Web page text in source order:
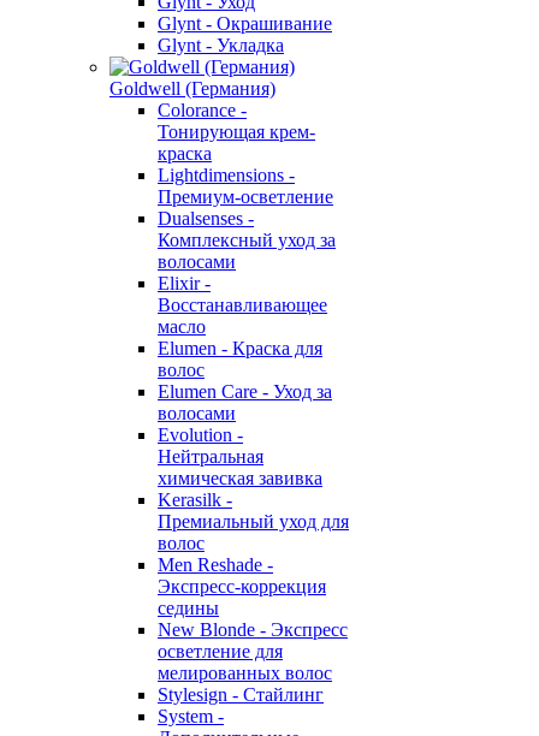
Glynt - Окрашивание
Glynt - Укладка
Goldwell (Германия)
Colorance -
Тонирующая крем-
краска
Lightdimensions -
Премиум-осветление
Dualsenses -
Комплексный уход за
волосами
Elixir -
Восстанавливающее
масло
Elumen - Краска для
волос
Elumen Care - Уход за
волосами
Evolution -
Нейтральная
химическая завивка
Kerasilk -
Премиальный уход для
волос
Men Reshade -
Экспресс-коррекция
седины
New Blonde - Экспресс
осветление для
мелированных волос
Stylesign - Стайлинг
System -